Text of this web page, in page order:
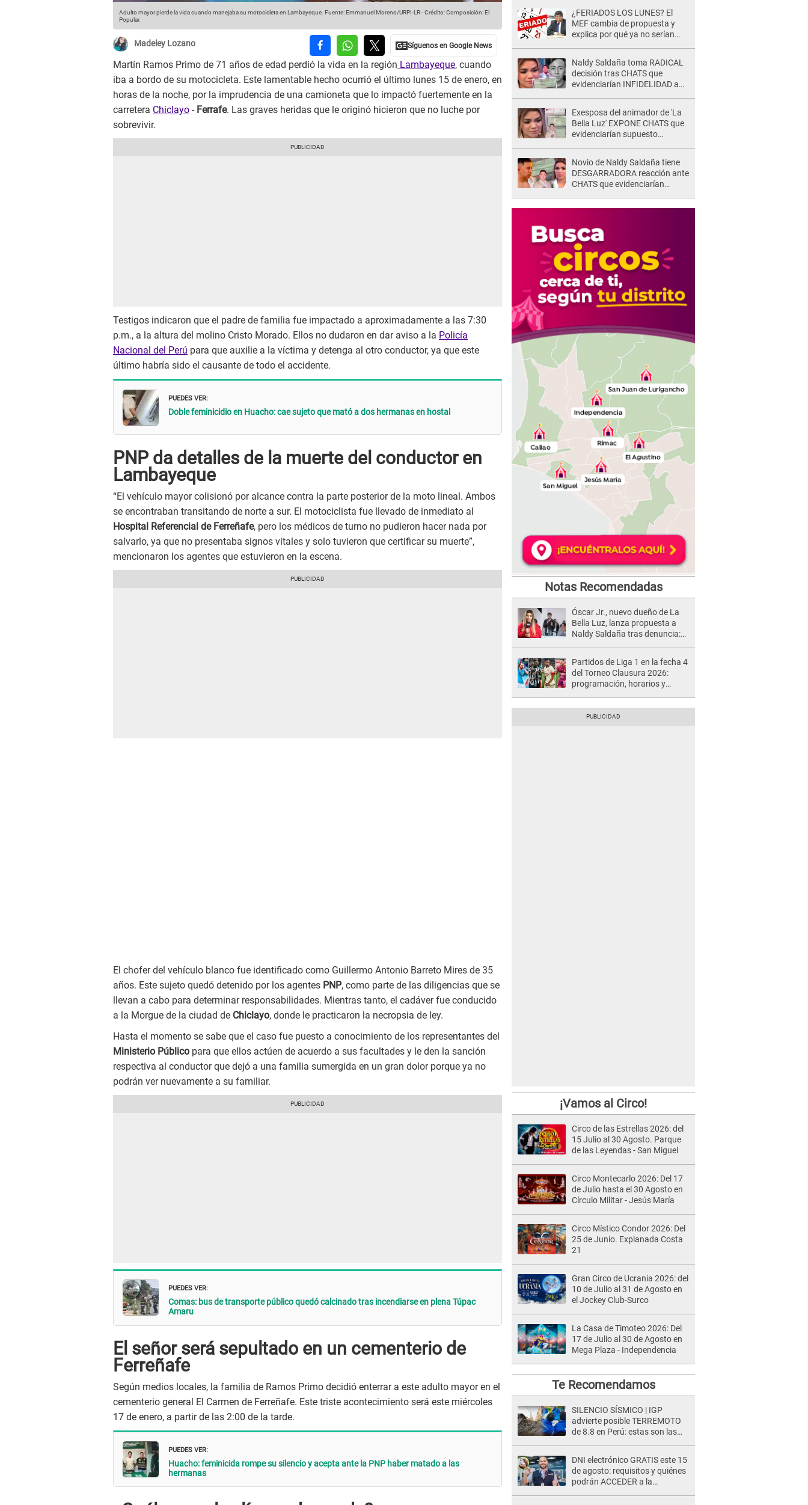
Adulto mayor pierde la vida cuando manejaba su motocicleta en Lambayeque. Fuente: Emmanuel Moreno/URPI-LR-Crédito: Composición: El
Popular.
Madeley Lozano
Martín Ramos Primo de 71 años de edad perdió la vida en la región Lambayeque, cuando
iba a bordo de su motocicleta. Este lamentable hecho ocurrió el último lunes 15 de enero, en
horas de la noche, por la imprudencia de una camioneta que lo impactó fuertemente en la
carretera Chiclayo - Ferrafe. Las graves heridas que le originó hicieron que no luche por
sobrevivir.
Testigos indicaron que el padre de familia fue impactado a aproximadamente a las 7:30
p.m., a la altura del molino Cristo Morado. Ellos no dudaron en dar aviso a la Policía
Nacional del Perú para que auxilie a la víctima y detenga al otro conductor, ya que este
último habría sido el causante de todo el accidente.
PUEDES VER:
Doble feminicidio en Huacho: cae sujeto que mató a dos hermanas en hostal
PNP da detalles de la muerte del conductor en
Lambayeque
“El vehículo mayor colisionó por alcance contra la parte posterior de la moto lineal. Ambos
se encontraban transitando de norte a sur. El motociclista fue llevado de inmediato al
Hospital Referencial de Ferreñafe, pero los médicos de turno no pudieron hacer nada por
salvarlo, ya que no presentaba signos vitales y solo tuvieron que certificar su muerte”,
mencionaron los agentes que estuvieron en la escena.
El chofer del vehículo blanco fue identificado como Guillermo Antonio Barreto Mires de 35
años. Este sujeto quedó detenido por los agentes PNP, como parte de las diligencias que se
llevan a cabo para determinar responsabilidades. Mientras tanto, el cadáver fue conducido
a la Morgue de la ciudad de Chiclayo, donde le practicaron la necropsia de ley.
Hasta el momento se sabe que el caso fue puesto a conocimiento de los representantes del
Ministerio Público para que ellos actúen de acuerdo a sus facultades y le den la sanción
respectiva al conductor que dejó a una familia sumergida en un gran dolor porque ya no
podrán ver nuevamente a su familiar.
PUEDES VER:
Comas: bus de transporte público quedó calcinado tras incendiarse en plena Túpac
Amaru
El señor será sepultado en un cementerio de
Ferreñafe
Según medios locales, la familia de Ramos Primo decidió enterrar a este adulto mayor en el
cementerio general El Carmen de Ferreñafe. Este triste acontecimiento será este miércoles
17 de enero, a partir de las 2:00 de la tarde.
PUEDES VER:
Huacho: feminicida rompe su silencio y acepta ante la PNP haber matado a las
hermanas
¿FERIADOS LOS LUNES? El
MEF cambia de propuesta y
explica por qué ya no serían
Naldy Saldaña toma RADICAL
decisión tras CHATS que
evidenciarían INFIDELIDAD a
Exesposa del animador de 'La
Bella Luz' EXPONE CHATS que
evidenciarían supuesto
Novio de Naldy Saldaña tiene
DESGARRADORA reacción ante
CHATS que evidenciarían
Notas Recomendadas
Óscar Jr., nuevo dueño de La
Bella Luz, lanza propuesta a
Naldy Saldaña tras denuncia:
Partidos de Liga 1 en la fecha 4
del Torneo Clausura 2026:
programación, horarios y
¡Vamos al Circo!
Circo de las Estrellas 2026: del
15 Julio al 30 Agosto. Parque
de las Leyendas - San Miguel
Circo Montecarlo 2026: Del 17
de Julio hasta el 30 Agosto en
Círculo Militar - Jesús María
Circo Místico Condor 2026: Del
25 de Junio. Explanada Costa
21
Gran Circo de Ucrania 2026: del
10 de Julio al 31 de Agosto en
el Jockey Club-Surco
La Casa de Timoteo 2026: Del
17 de Julio al 30 de Agosto en
Mega Plaza - Independencia
Te Recomendamos
SILENCIO SÍSMICO | IGP
advierte posible TERREMOTO
de 8.8 en Perú: estas son las
DNI electrónico GRATIS este 15
de agosto: requisitos y quiénes
podrán ACCEDER a la